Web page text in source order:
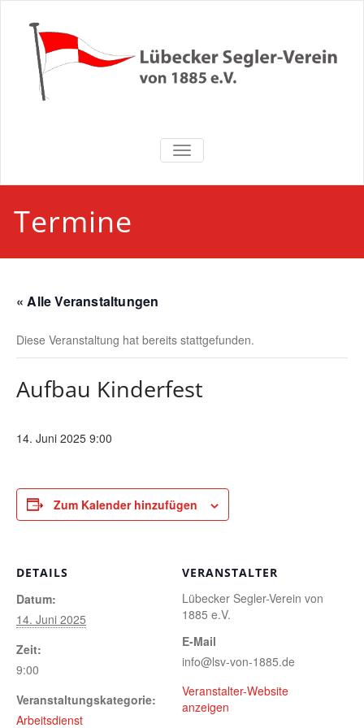
springen
NAVIGATION UMSCHALTEN
Termine
« Alle Veranstaltungen
Diese Veranstaltung hat bereits stattgefunden.
Aufbau Kinderfest
14. Juni 2025 9:00
Zum Kalender hinzufügen
DETAILS
Datum:
14. Juni 2025
Zeit:
9:00
Veranstaltungskategorie:
Arbeitsdienst
VERANSTALTER
Lübecker Segler-Verein von
1885 e.V.
E-Mail
info@lsv-von-1885.de
Veranstalter-Website
anzeigen